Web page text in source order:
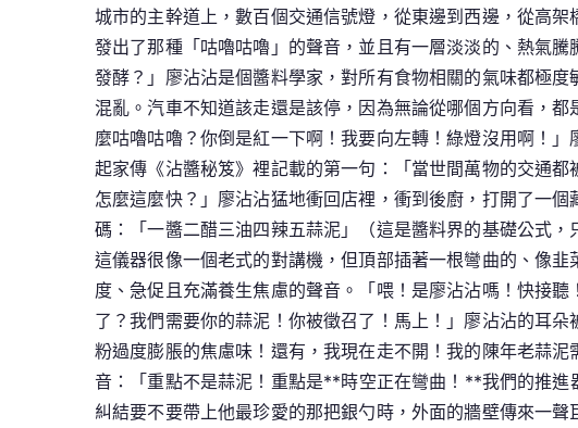
報
城市的主幹道上，數百個交通信號燈，從東邊到西邊，從高
發出了那種「咕嚕咕嚕」的聲音，並且有一層淡淡的、熱氣
發酵？」廖沾沾是個醬料學家，對所有食物相關的氣味都極
混亂。汽車不知道該走還是該停，因為無論從哪個方向看，
麼咕嚕咕嚕？你倒是紅一下啊！我要向左轉！綠燈沒用啊！
起家傳《沾醬秘笈》裡記載的第一句：「當世間萬物的交通
怎麼這麼快？」廖沾沾猛地衝回店裡，衝到後廚，打開了一
碼：「一醬二醋三油四辣五蒜泥」（這是醬料界的基礎公式
這儀器很像一個老式的對講機，但頂部插著一根彎曲的、像
度、急促且充滿養生焦慮的聲音。「喂！是廖沾沾嗎！快接聽
了？我們需要你的蒜泥！你被徵召了！馬上！」廖沾沾的耳
粉過度膨脹的焦慮味！還有，我現在走不開！我的陳年老蒜
音：「重點不是蒜泥！重點是**時空正在彎曲！**我們的推
糾結要不要帶上他最珍愛的那把銀勺時，外面的牆壁傳來一